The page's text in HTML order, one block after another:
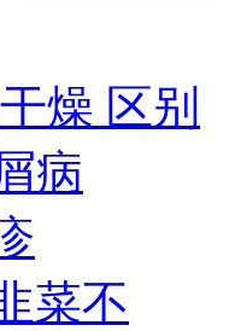
燥 区别
病
菜不